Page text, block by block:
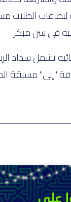
في سن مبكر.
تشمل سداد
"إلى" مسبقة